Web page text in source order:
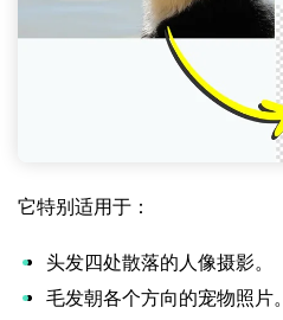
它特别适用于：
头发四处散落的人像摄影。
毛发朝各个方向的宠物照片。